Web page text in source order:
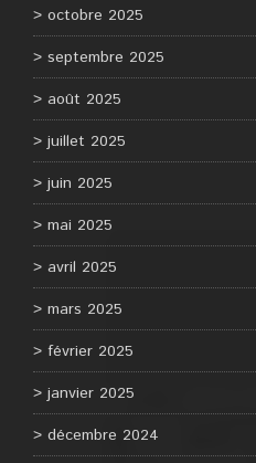
octobre 2025
septembre 2025
août 2025
juillet 2025
juin 2025
mai 2025
avril 2025
mars 2025
février 2025
janvier 2025
décembre 2024